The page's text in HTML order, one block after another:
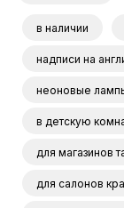
в наличии
надписи на
неоновые
в детскую
для магазинов
для салонов